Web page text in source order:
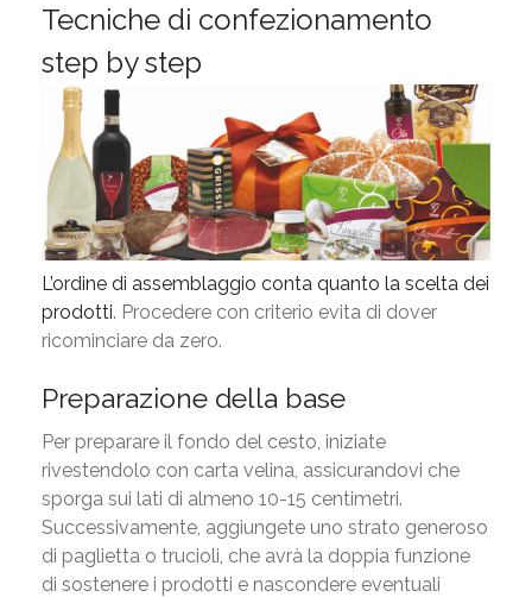
Tecniche di confezionamento
step by step
L’ordine di assemblaggio conta quanto la scelta dei
prodotti. Procedere con criterio evita di dover
ricominciare da zero.
Preparazione della base
Per preparare il fondo del cesto, iniziate
rivestendolo con carta velina, assicurandovi che
sporga sui lati di almeno 10-15 centimetri.
Successivamente, aggiungete uno strato generoso
di paglietta o trucioli, che avrà la doppia funzione
di sostenere i prodotti e nascondere eventuali